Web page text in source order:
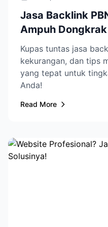
Jasa Backlink
Ampuh
Kupas tuntas jasa
kekurangan, dan tips
yang tepat untuk
Anda!
Read More